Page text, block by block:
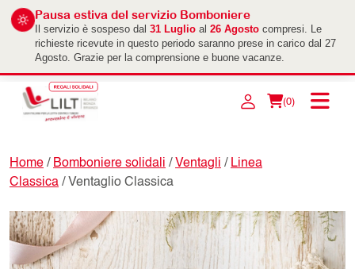
Pausa estiva del servizio Bomboniere
Il servizio è sospeso dal 31 Luglio al 26 Agosto compresi. Le
richieste ricevute in questo periodo saranno prese in carico dal 27
Agosto. Grazie per la comprensione e buone vacanze.
(0)
Home / Bomboniere solidali / Ventagli / Linea
Classica / Ventaglio Classica